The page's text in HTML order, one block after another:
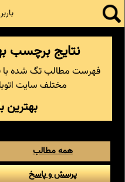
نتایج برچسب
فهرست مطالب تگ شده با
مختلف سایت
بهترین
همه مطالب
پرسش و پاسخ
جستجو